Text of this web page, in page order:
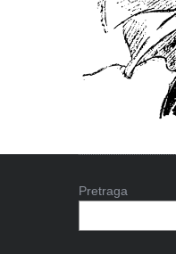
Pretraga